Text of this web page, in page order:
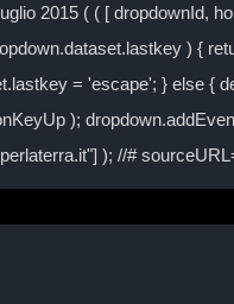
2015 ( ( [ dropdownId,
) {
= 'escape'; } else {
);
); //#